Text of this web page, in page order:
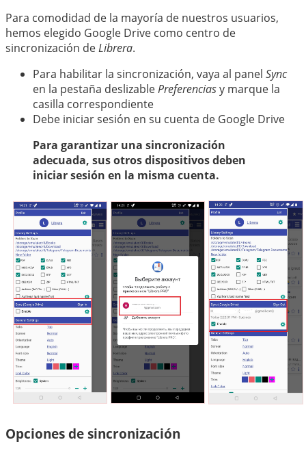
Para comodidad de la mayoría de nuestros usuarios,
hemos elegido Google Drive como centro de
sincronización deLibrera.
Para habilitar la sincronización, vaya al panel Sync
en la pestaña deslizablePreferenciasy marque la
casilla correspondiente
Debe iniciar sesión en su cuenta de Google Drive
Para garantizar una sincronización
adecuada, sus otros dispositivos deben
iniciar sesión en la misma cuenta.
Opciones de sincronización